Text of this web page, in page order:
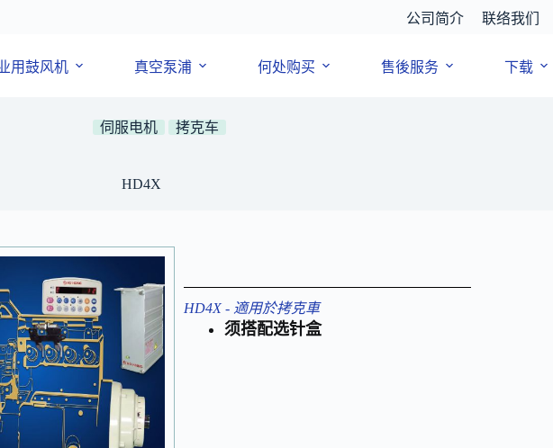
公司简介 联络我们
用鼓风机 真空泵浦 何处购买 售後服务 下载
伺服电机 拷克车
HD4X
HD4X - 適用於拷克車
须搭配选针盒